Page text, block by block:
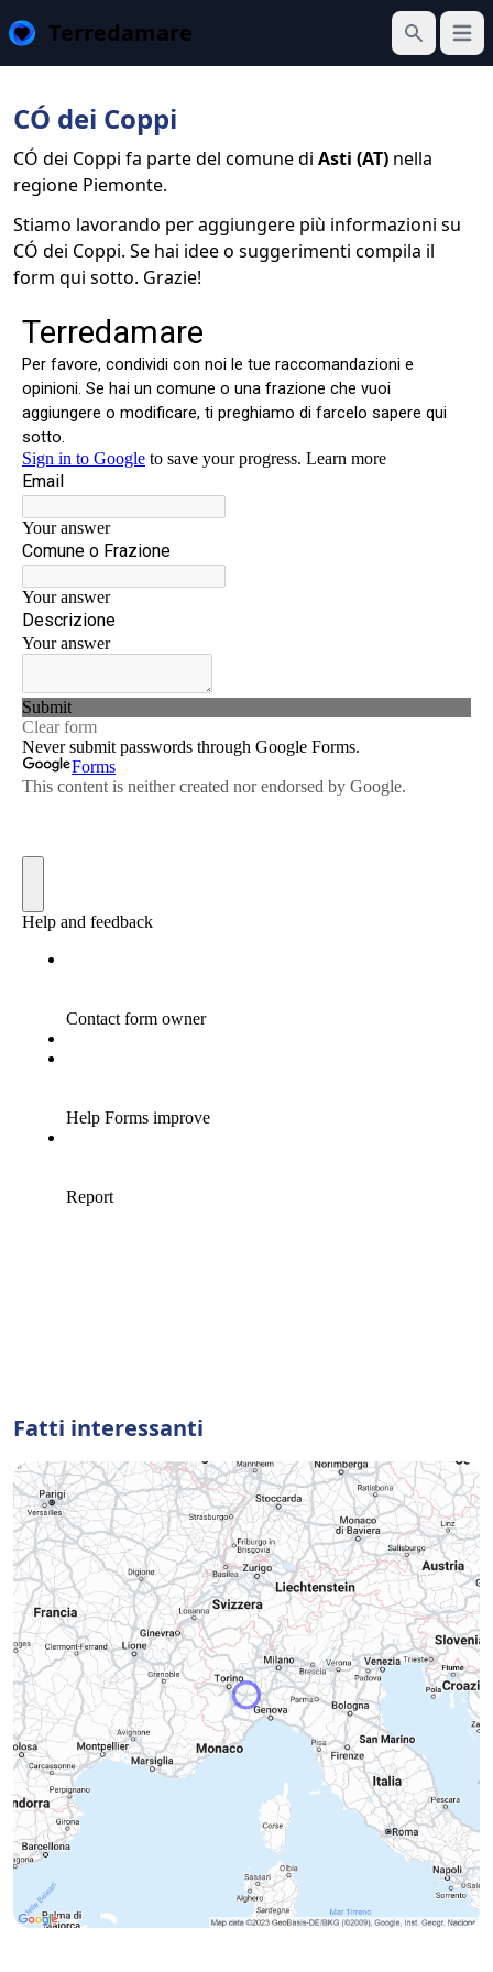
Terredamare
Cerca
Apri
CÓ dei Coppi
CÓ dei Coppi fa parte del comune di Asti (AT) nella
regione Piemonte.
Stiamo lavorando per aggiungere più informazioni su
CÓ dei Coppi. Se hai idee o suggerimenti compila il
form qui sotto. Grazie!
Fatti interessanti